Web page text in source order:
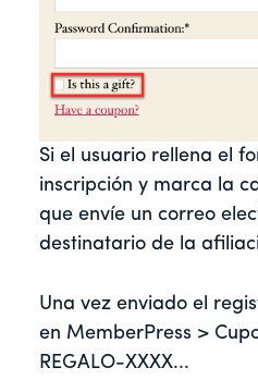
Si el usuario rellena el
inscripción y marca la
que envíe un correo
destinatario de la
Una vez enviado el
en MemberPress >
REGALO-XXXX...